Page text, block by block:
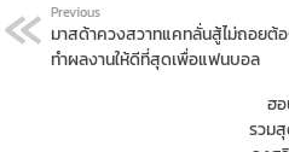
Previous
มาสด้าควงสวาทแคทลั่นสู้ไม่ถอยต้
ทำผลงานให้ดีที่สุดเพื่อแฟนบอล
ฮ
รวม